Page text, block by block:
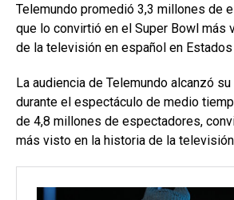
Telemundo promedió 3,3 millones de
que lo convirtió en el Super Bowl más
de la televisión en español en Estados
La audiencia de Telemundo alcanzó
durante el espectáculo de medio
de 4,8 millones de espectadores,
más visto en la historia de la